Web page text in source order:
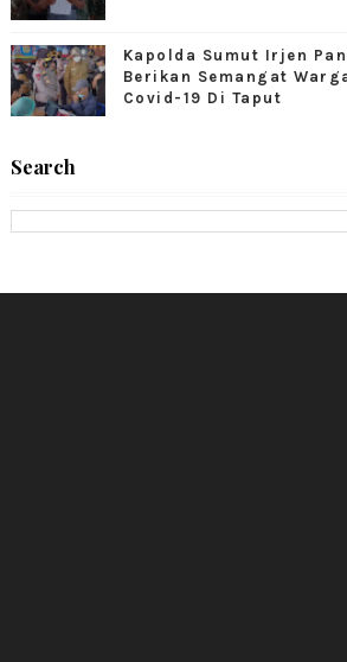
Kapolda Sumut Irjen
Berikan Semangat
Covid-19 Di Taput
Search